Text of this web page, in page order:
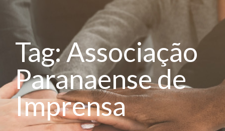
Tag: Associação
Paranaense de
Imprensa